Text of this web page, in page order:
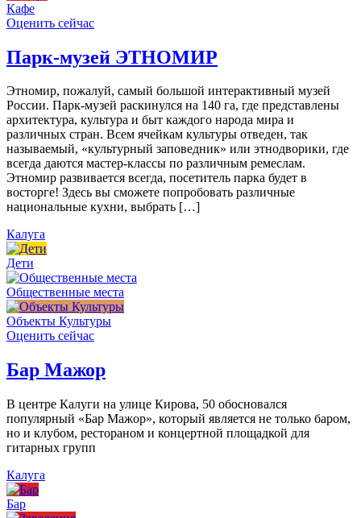
Кафе
Оценить сейчас
Парк-музей ЭТНОМИР
Этномир, пожалуй, самый большой интерактивный музей
России. Парк-музей раскинулся на 140 га, где представлены
архитектура, культура и быт каждого народа мира и
различных стран. Всем ячейкам культуры отведен, так
называемый, «культурный заповедник» или этнодворики, где
всегда даются мастер-классы по различным ремеслам.
Этномир развивается всегда, посетитель парка будет в
восторге! Здесь вы сможете попробовать различные
национальные кухни, выбрать […]
Калуга
Дети
Общественные места
Объекты Культуры
Оценить сейчас
Бар Мажор
В центре Калуги на улице Кирова, 50 обосновался
популярный «Бар Мажор», который является не только баром,
но и клубом, рестораном и концертной площадкой для
гитарных групп
Калуга
Бар